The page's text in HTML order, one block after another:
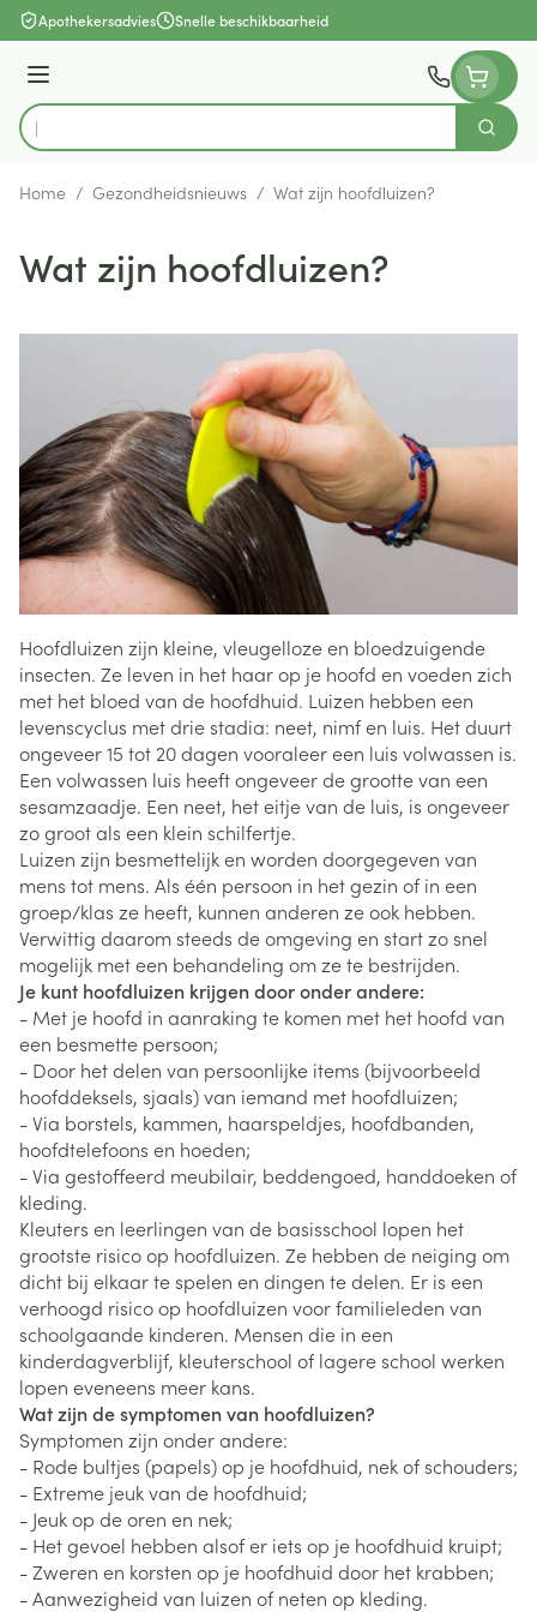
Ga naar de inhoud
Apothekersadvies Snelle beschikbaarheid
Menu
Product, merk, categorie...
Zoek
Home / Gezondheidsnieuws / Wat zijn hoofdluizen?
Wat zijn hoofdluizen?
Hoofdluizen zijn kleine, vleugelloze en bloedzuigende
insecten. Ze leven in het haar op je hoofd en voeden zich
met het bloed van de hoofdhuid. Luizen hebben een
levenscyclus met drie stadia: neet, nimf en luis. Het duurt
ongeveer 15 tot 20 dagen vooraleer een luis volwassen is.
Een volwassen luis heeft ongeveer de grootte van een
sesamzaadje. Een neet, het eitje van de luis, is ongeveer
zo groot als een klein schilfertje.
Luizen zijn besmettelijk en worden doorgegeven van
mens tot mens. Als één persoon in het gezin of in een
groep/klas ze heeft, kunnen anderen ze ook hebben.
Verwittig daarom steeds de omgeving en start zo snel
mogelijk met een behandeling om ze te bestrijden.
Je kunt hoofdluizen krijgen door onder andere:
- Met je hoofd in aanraking te komen met het hoofd van
een besmette persoon;
- Door het delen van persoonlijke items (bijvoorbeeld
hoofddeksels, sjaals) van iemand met hoofdluizen;
- Via borstels, kammen, haarspeldjes, hoofdbanden,
hoofdtelefoons en hoeden;
- Via gestoffeerd meubilair, beddengoed, handdoeken of
kleding.
Kleuters en leerlingen van de basisschool lopen het
grootste risico op hoofdluizen. Ze hebben de neiging om
dicht bij elkaar te spelen en dingen te delen. Er is een
verhoogd risico op hoofdluizen voor familieleden van
schoolgaande kinderen. Mensen die in een
kinderdagverblijf, kleuterschool of lagere school werken
lopen eveneens meer kans.
Wat zijn de symptomen van hoofdluizen?
Symptomen zijn onder andere:
- Rode bultjes (papels) op je hoofdhuid, nek of schouders;
- Extreme jeuk van de hoofdhuid;
- Jeuk op de oren en nek;
- Het gevoel hebben alsof er iets op je hoofdhuid kruipt;
- Zweren en korsten op je hoofdhuid door het krabben;
- Aanwezigheid van luizen of neten op kleding.